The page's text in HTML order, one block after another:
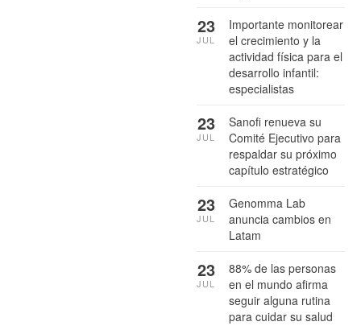
Importante monitorear
el crecimiento y la
actividad física para el
desarrollo infantil:
especialistas
23
JUL
Sanofi renueva su
Comité Ejecutivo para
respaldar su próximo
capítulo estratégico
23
JUL
Genomma Lab
anuncia cambios en
Latam
23
JUL
88% de las personas
en el mundo afirma
seguir alguna rutina
para cuidar su salud
23
JUL